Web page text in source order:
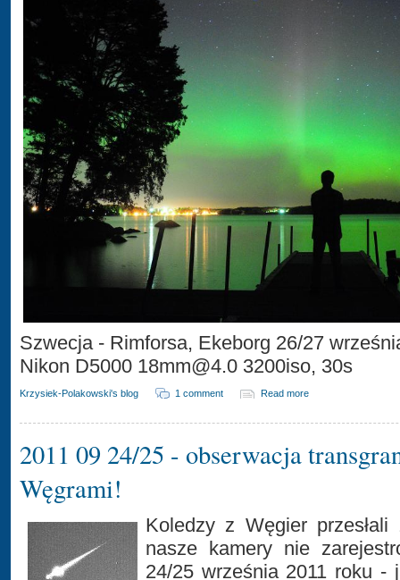
Szwecja - Rimforsa, Ekeborg 26/27
Nikon D5000 18mm@4.0 3200iso, 30s
Krzysiek-Polakowski's blog 1 comment Read more
2011 09 24/25 - obserwacja
Węgrami!
Koledzy z Węgier przesłali
nasze kamery nie
24/25 września 2011 roku -